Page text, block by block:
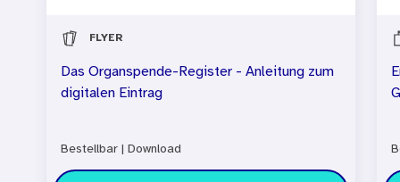
FLYER
Das Organspende-Register - Anleitung zum
digitalen Eintrag
Bestellbar Download